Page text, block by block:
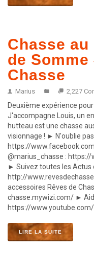
Chasse
de
Chasse
Marius 2,227
Deuxième expérience
J'accompagne Louis, un
hutteau est une chasse
visionnage ! ► N'oublie
https://
@marius_chasse :
► Suivez toutes les Actus
http://
accessoires Rêves de
chasse.mywizi.com/ ►
https://www.youtube.com/
LIRE LA SUITE